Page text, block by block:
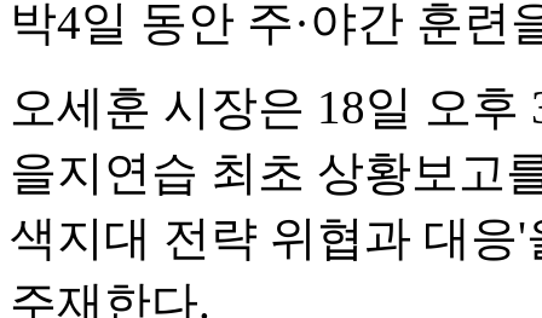
박4일 동안 주·야간 훈련
오세훈 시장은 18일 오
을지연습 최초 상황보고
색지대 전략 위협과 대응
주재한다.